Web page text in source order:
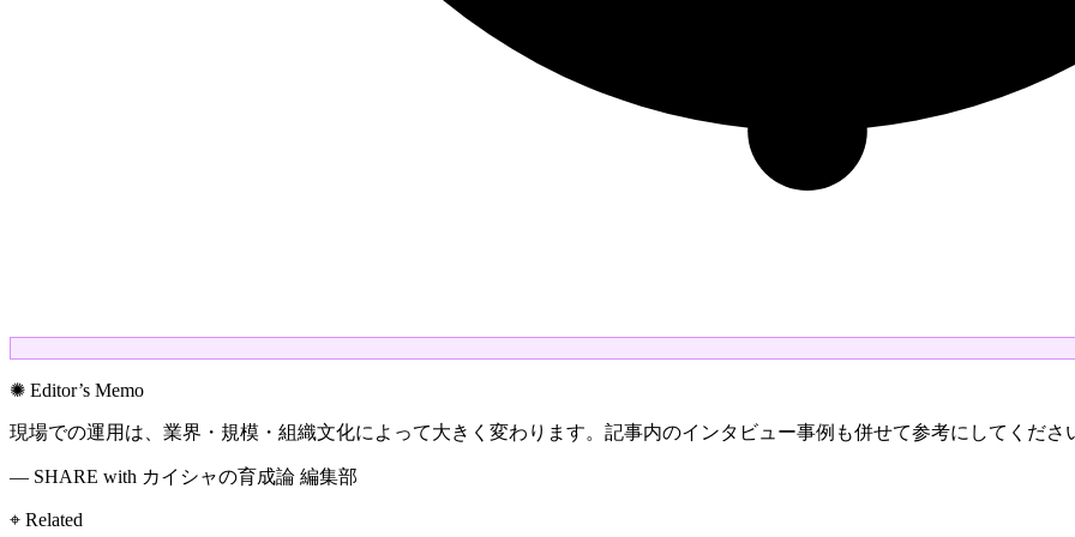
✺ Editor’s Memo
現場での運用は、業界・規模・組織文化によって大きく変わります。記事内のインタビュー事例も併せて参考にしてくださ
— SHARE with カイシャの育成論 編集部
⌖ Related